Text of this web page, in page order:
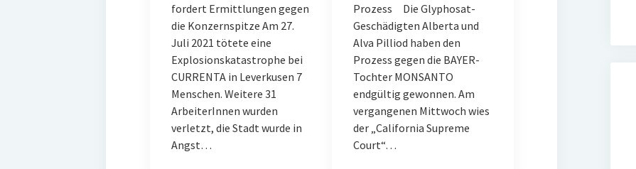
fordert Ermittlungen gegen
die Konzernspitze Am 27.
Juli 2021 tötete eine
Explosionskatastrophe bei
CURRENTA in Leverkusen 7
Menschen. Weitere 31
ArbeiterInnen wurden
verletzt, die Stadt wurde in
Angst…
Prozess Die Glyphosat-
Geschädigten Alberta und
Alva Pilliod haben den
Prozess gegen die BAYER-
Tochter MONSANTO
endgültig gewonnen. Am
vergangenen Mittwoch wies
der „California Supreme
Court“…